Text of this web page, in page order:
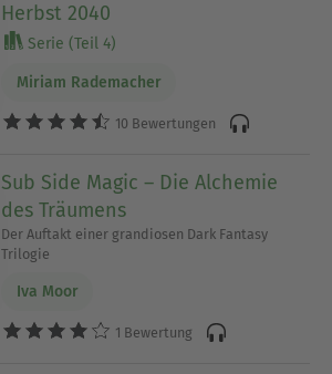
Herbst 2040
Serie (Teil 4)
Miriam Rademacher
10 Bewertungen
Sub Side Magic – Die Alchemie
des Träumens
Der Auftakt einer grandiosen Dark Fantasy
Trilogie
Iva Moor
1 Bewertung